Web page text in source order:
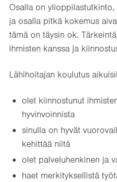
Osalla on
ja osalla pitkä kokemus
tämä on täysin ok.
ihmisten kanssa ja
Lähihoitajan koulutus
olet kiinnostunut
hyvinvoinnista
sinulla on hyvät
kehittää niitä
olet palveluhenkinen ja
haet merkityksellistä